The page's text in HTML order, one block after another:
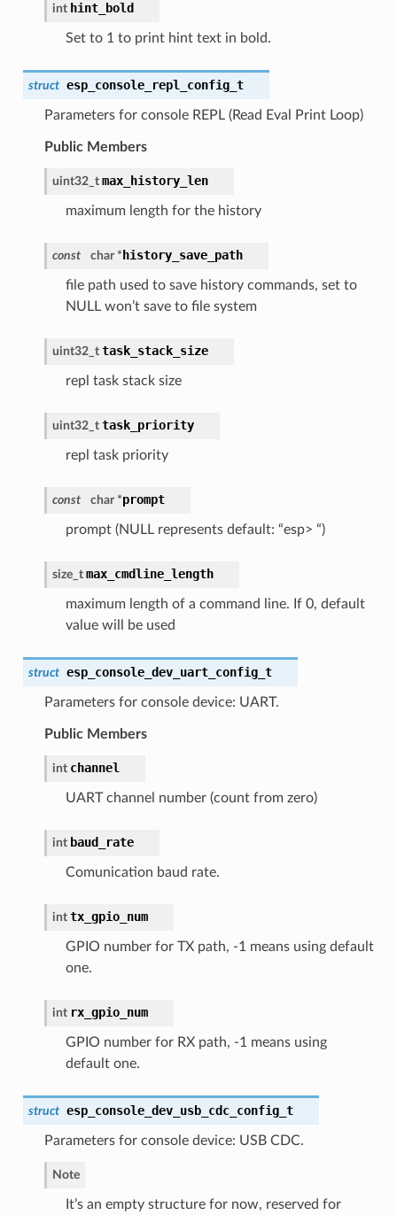
int hint_bold
Set to 1 to print hint text in bold.
struct esp_console_repl_config_t
Parameters for console REPL (Read Eval Print Loop)
Public Members
uint32_t max_history_len
maximum length for the history
const char * history_save_path
file path used to save history commands, set to
NULL won’t save to file system
uint32_t task_stack_size
repl task stack size
uint32_t task_priority
repl task priority
const char *prompt
prompt (NULL represents default: “esp> “)
size_t max_cmdline_length
maximum length of a command line. If 0, default
value will be used
struct esp_console_dev_uart_config_t
Parameters for console device: UART.
Public Members
int channel
UART channel number (count from zero)
int baud_rate
Comunication baud rate.
int tx_gpio_num
GPIO number for TX path, -1 means using default
one.
int rx_gpio_num
GPIO number for RX path, -1 means using
default one.
struct esp_console_dev_usb_cdc_config_t
Parameters for console device: USB CDC.
Note
It’s an empty structure for now, reserved for